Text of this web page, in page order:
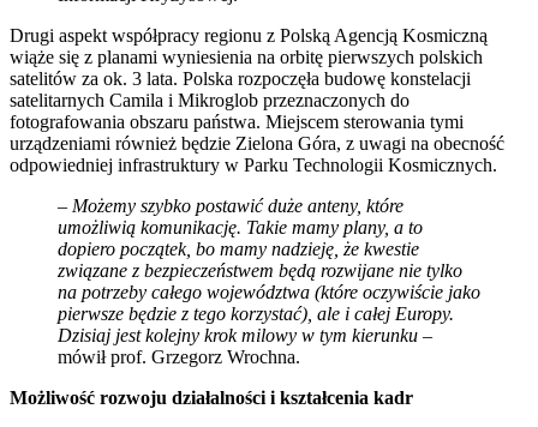
Drugi aspekt współpracy regionu z Polską Agencją Kosmiczną
wiąże się z planami wyniesienia na orbitę pierwszych polskich
satelitów za ok. 3 lata. Polska rozpoczęła budowę konstelacji
satelitarnych Camila i Mikroglob przeznaczonych do
fotografowania obszaru państwa. Miejscem sterowania tymi
urządzeniami również będzie Zielona Góra, z uwagi na obecność
odpowiedniej infrastruktury w Parku Technologii Kosmicznych.
– Możemy szybko postawić duże anteny, które
umożliwią komunikację. Takie mamy plany, a to
dopiero początek, bo mamy nadzieję, że kwestie
związane z bezpieczeństwem będą rozwijane nie tylko
na potrzeby całego województwa (które oczywiście jako
pierwsze będzie z tego korzystać), ale i całej Europy.
Dzisiaj jest kolejny krok milowy w tym kierunku –
mówił prof. Grzegorz Wrochna.
Możliwość rozwoju działalności i kształcenia kadr